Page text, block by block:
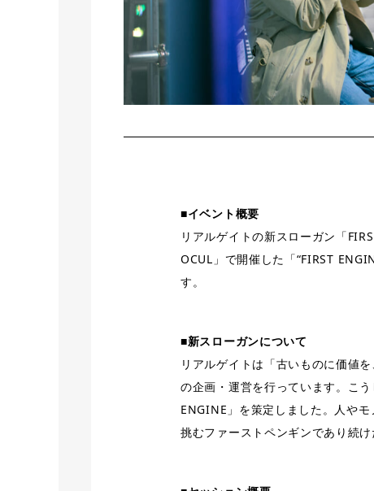
■イベント概要
リアルゲイトの新スローガン「
OCUL」で開催した「“FIRST
す。
■新スローガンについて
リアルゲイトは「古いものに価値
の企画・運営を⾏っています。こ
ENGINE」を策定しました。⼈や
挑むファーストペンギンであり続